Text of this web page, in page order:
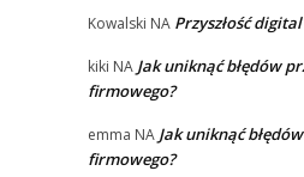
Kowalski NA Przyszłość
kiki NA Jak uniknąć błędów
firmowego?
emma NA Jak uniknąć
firmowego?